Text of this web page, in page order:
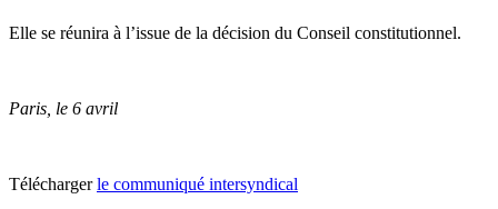
Elle se réunira à l’issue de la décision du Conseil constitutionnel.
Paris, le 6 avril
Téléchargerle communiqué intersyndical